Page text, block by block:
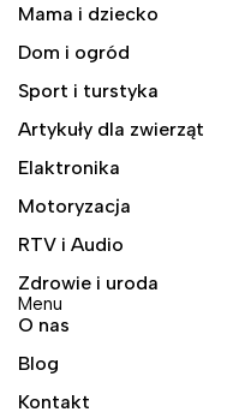
Mama i dziecko
Dom i ogród
Sport i turstyka
Artykuły dla zwierząt
Elaktronika
Motoryzacja
RTV i Audio
Zdrowie i uroda
Menu
O nas
Blog
Kontakt